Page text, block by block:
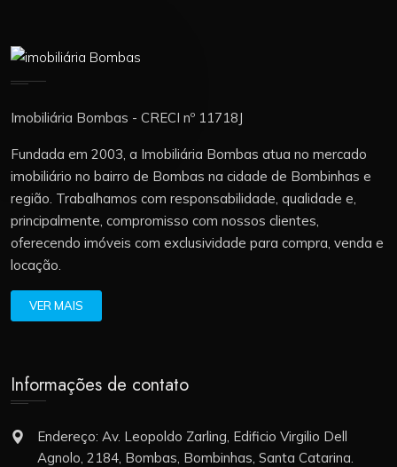
imóvel é de R$ 2.450.000,00, com condições
facilitadas de pagamento: 50% de entrada e o saldo
em até 36 vezes, com correção de 0,8% ao mês. O
quem busca qualidade de vida, segurança e
valorização imobiliária em uma das localizações mais
desejadas de Santa Catarina. Entre em contato e
agende uma visita para conhecer de perto este
imóvel que une conforto, elegância e exclusividade.
Imobiliária Bombas - CRECI nº 11718J
Fundada em 2003, a Imobiliária Bombas atua no mercado
imobiliário no bairro de Bombas na cidade de Bombinhas e
região. Trabalhamos com responsabilidade, qualidade e,
principalmente, compromisso com nossos clientes,
oferecendo imóveis com exclusividade para compra, venda e
locação.
VER MAIS
Informações de contato
Endereço: Av. Leopoldo Zarling, Edificio Virgilio Dell
Agnolo, 2184, Bombas, Bombinhas, Santa Catarina.